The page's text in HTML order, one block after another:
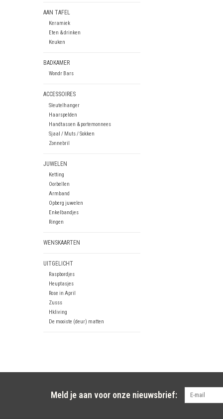
AAN TAFEL
Keramiek
Eten & drinken
Keuken
BADKAMER
Wondr Bars
ACCESSOIRES
Sleutelhanger
Haarspelden
Handtassen & portemonnees
Sjaal / Muts / Sokken
Zonnebril
JUWELEN
Ketting
Oorbellen
Armband
Opberg juwelen
Enkelbandjes
Ringen
WENSKAARTEN
UITGELICHT
Raspbordjes
Heuptasjes
Rose in April
Zusss
Hkliving
De mooiste (deur) matten
Meld je aan voor onze nieuwsbrief: